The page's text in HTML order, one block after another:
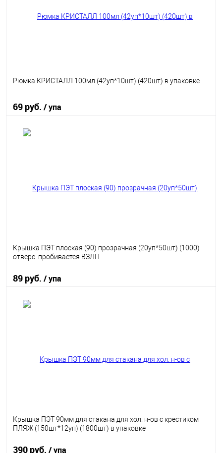
Рюмка КРИСТАЛЛ 100мл (42уп*10шт) (420шт) в упаковке
69 руб. / упа
Крышка ПЭТ плоская (90) прозрачная (20уп*50шт) (1000)
отверс. пробивается ВЗЛП
89 руб. / упа
Крышка ПЭТ 90мм для стакана для хол. н-ов с крестиком
ПЛЯЖ (150шт*12уп) (1800шт) в упаковке
390 руб. / упа